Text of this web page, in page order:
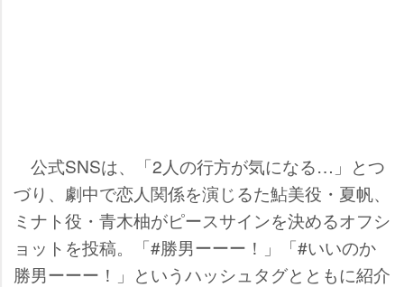
公式SNSは、「2人の行方が気になる…」とつ
づり、劇中で恋人関係を演じるた鮎美役・夏帆、
ミナト役・青木柚がピースサインを決めるオフシ
ョットを投稿。「#勝男ーーー！」「#いいのか
勝男ーーー！」というハッシュタグとともに紹介